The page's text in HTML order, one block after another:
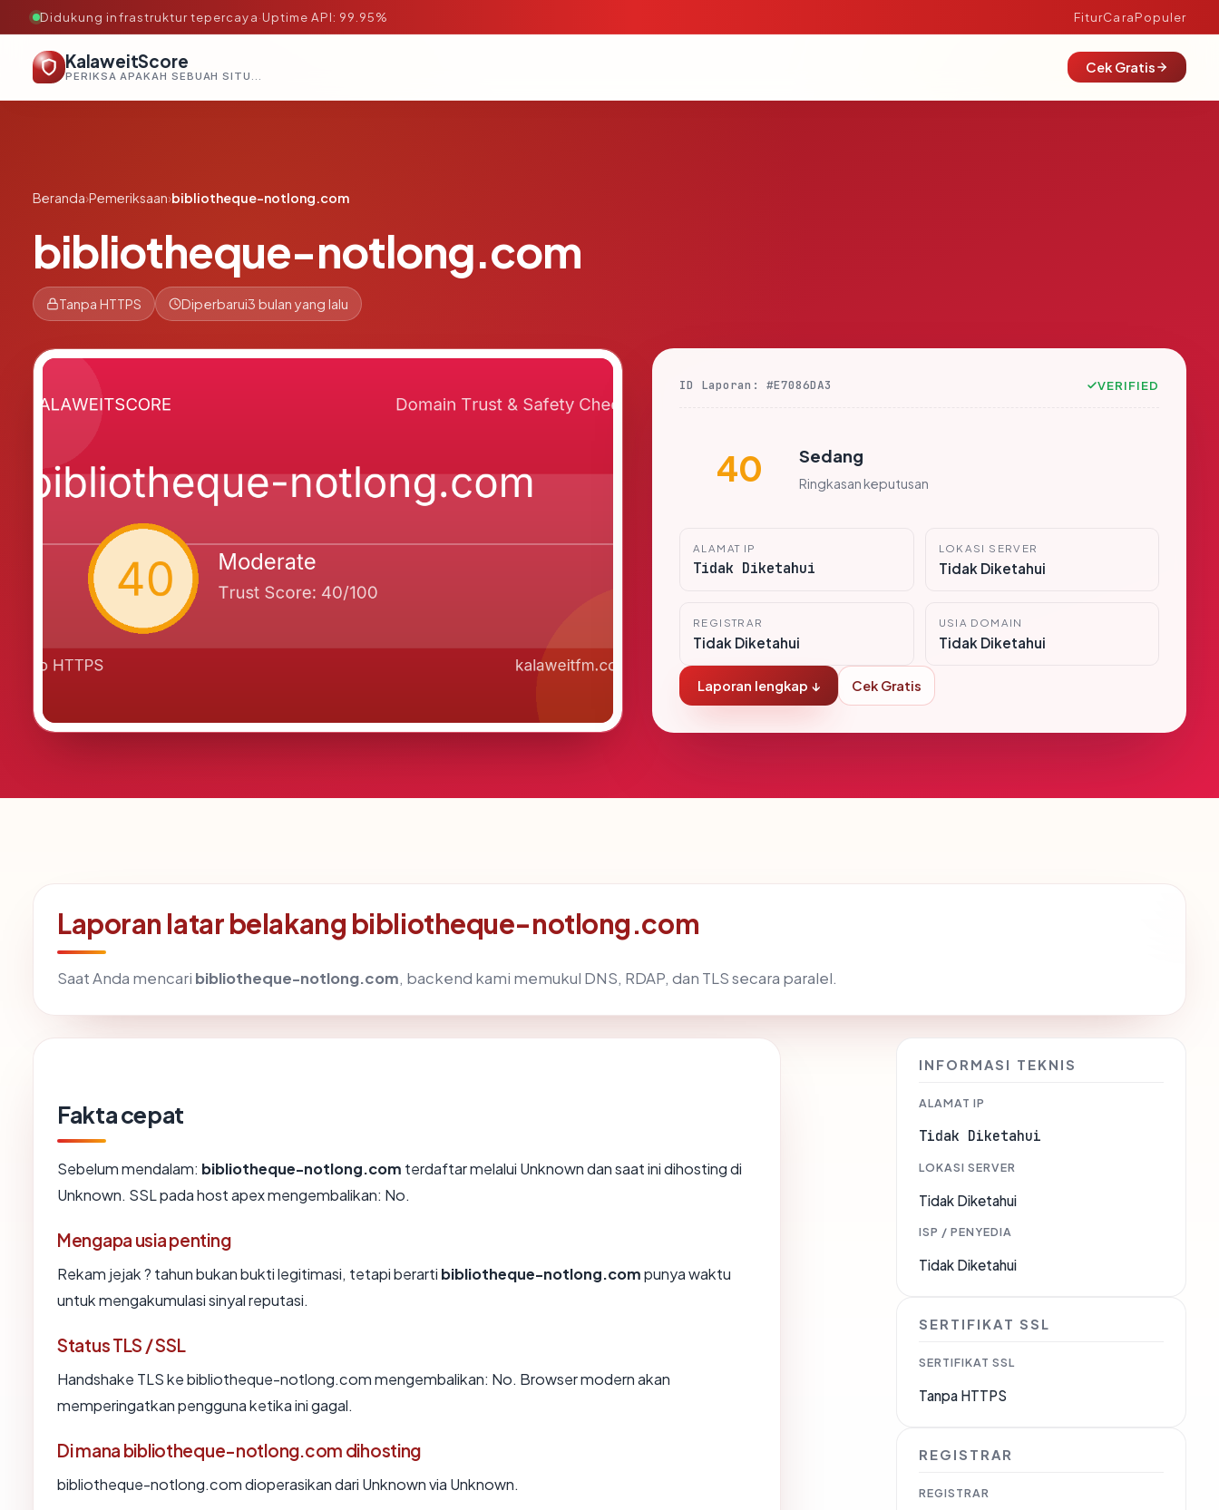
Didukung infrastruktur tepercaya·Uptime API: 99.95% FiturCaraPopuler
KalaweitScore
PERIKSA APAKAH SEBUAH SITUS AMAN, TEPERCAYA, DAN TERVERIFIKASI DALAM HITUNGAN DETIK.
Cek Gratis
Beranda›Pemeriksaan›bibliotheque-notlong.com
bibliotheque-notlong.com
Tanpa HTTPS Diperbarui3 bulan yang lalu
ID Laporan: #E7086DA3 VERIFIED
40 Sedang
Ringkasan keputusan
ALAMAT IP
Tidak Diketahui
LOKASI SERVER
Tidak Diketahui
REGISTRAR
Tidak Diketahui
USIA DOMAIN
Tidak Diketahui
Laporan lengkap ↓ Cek Gratis
Laporan latar belakang bibliotheque-notlong.com
Saat Anda mencari bibliotheque-notlong.com, backend kami memukul DNS, RDAP, dan TLS secara paralel.
Fakta cepat
Sebelum mendalam: bibliotheque-notlong.com terdaftar melalui Unknown dan saat ini dihosting di
Unknown. SSL pada host apex mengembalikan: No.
Mengapa usia penting
Rekam jejak ? tahun bukan bukti legitimasi, tetapi berarti bibliotheque-notlong.compunya waktu
untuk mengakumulasi sinyal reputasi.
Status TLS / SSL
Handshake TLS ke bibliotheque-notlong.com mengembalikan: No. Browser modern akan
memperingatkan pengguna ketika ini gagal.
Di mana bibliotheque-notlong.com dihosting
bibliotheque-notlong.com dioperasikan dari Unknown via Unknown.
INFORMASI TEKNIS
ALAMAT IP
Tidak Diketahui
LOKASI SERVER
Tidak Diketahui
ISP / PENYEDIA
Tidak Diketahui
SERTIFIKAT SSL
SERTIFIKAT SSL
Tanpa HTTPS
REGISTRAR
REGISTRAR